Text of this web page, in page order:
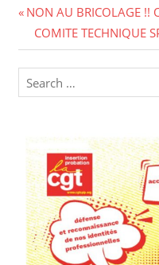
Navigation
de
l’article
Previous
Post:
NON AU BRICOLAGE !!
Next
Post:
COMITE TECHNIQUE